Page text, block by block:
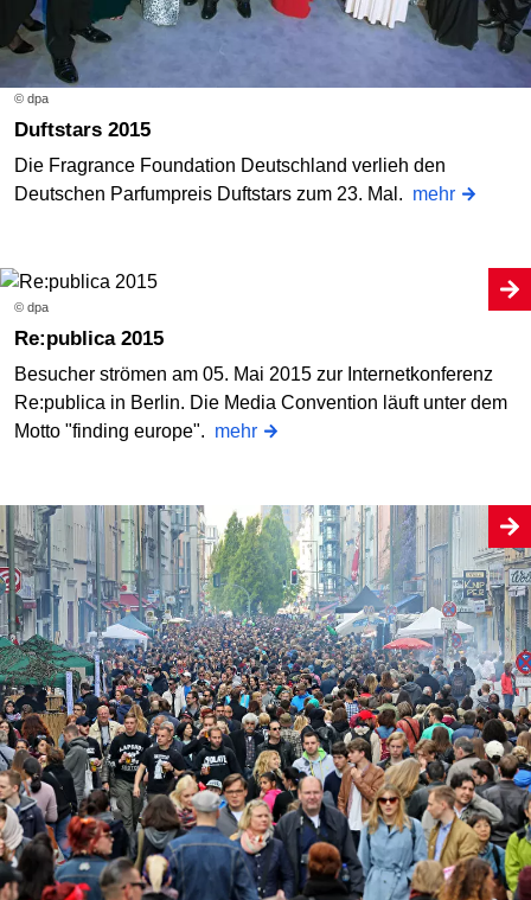
© dpa
Duftstars 2015
Die Fragrance Foundation Deutschland verlieh den
Deutschen Parfumpreis Duftstars zum 23. Mal. mehr
© dpa
Re:publica 2015
Besucher strömen am 05. Mai 2015 zur Internetkonferenz
Re:publica in Berlin. Die Media Convention läuft unter dem
Motto "finding europe". mehr